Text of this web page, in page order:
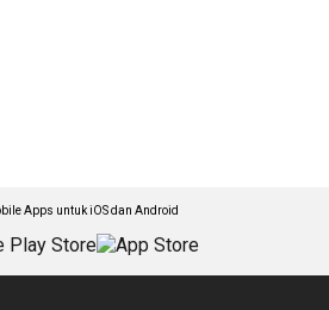
Apps untuk iOS dan Android